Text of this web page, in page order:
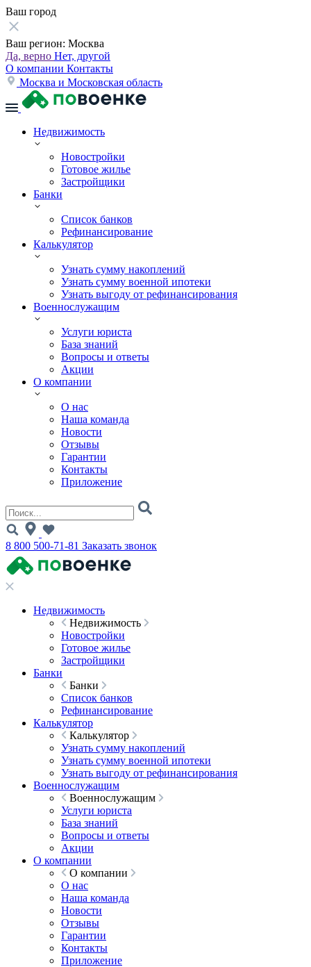
Ваш город
Ваш регион: Москва
Да, верно Нет, другой
О компании Контакты
Москва и Московская область
Недвижимость
Новостройки
Готовое жилье
Застройщики
Банки
Список банков
Рефинансирование
Калькулятор
Узнать сумму накоплений
Узнать сумму военной ипотеки
Узнать выгоду от рефинансирования
Военнослужащим
Услуги юриста
База знаний
Вопросы и ответы
Акции
О компании
О нас
Наша команда
Новости
Отзывы
Гарантии
Контакты
Приложение
8 800 500-71-81 Заказать звонок
Недвижимость
Недвижимость
Новостройки
Готовое жилье
Застройщики
Банки
Банки
Список банков
Рефинансирование
Калькулятор
Калькулятор
Узнать сумму накоплений
Узнать сумму военной ипотеки
Узнать выгоду от рефинансирования
Военнослужащим
Военнослужащим
Услуги юриста
База знаний
Вопросы и ответы
Акции
О компании
О компании
О нас
Наша команда
Новости
Отзывы
Гарантии
Контакты
Приложение